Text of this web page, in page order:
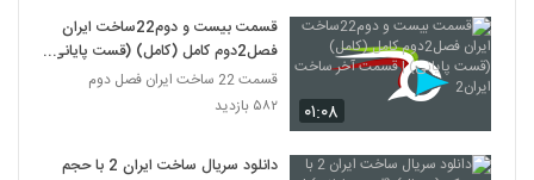
۰۱:۰۸
قسمت بیست و دوم22ساخت ایران
فصل2دوم کامل (کامل) (قست پایانی)
| قسمت آخر ساخت ایران2
قسمت 22 ساخت ایران فصل دوم
۵۸۲ بازدید
دانلود سریال ساخت ایران 2 با حجم